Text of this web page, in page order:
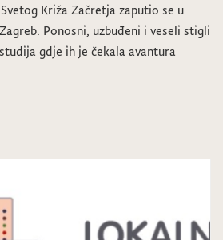
Križa Začretja zaputio se u
Ponosni, uzbuđeni i veseli stigli
gdje ih je čekala avantura